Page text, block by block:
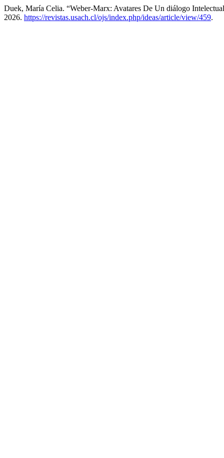
Duek, María Celia. “Weber-Marx: Avatares De Un diálogo
2026. https://revistas.usach.cl/ojs/index.php/ideas/article/view/459.